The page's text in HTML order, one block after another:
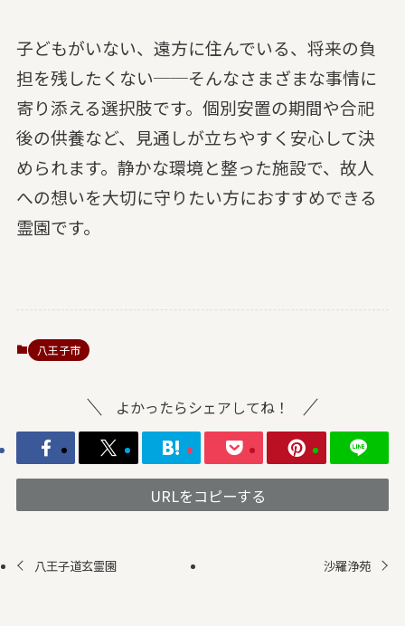
子どもがいない、遠方に住んでいる、将来の負
担を残したくない──そんなさまざまな事情に
寄り添える選択肢です。個別安置の期間や合祀
後の供養など、見通しが立ちやすく安心して決
められます。静かな環境と整った施設で、故人
への想いを大切に守りたい方におすすめできる
霊園です。
八王子市
よかったらシェアしてね！
URLをコピーする
八王子道玄霊園 沙羅浄苑